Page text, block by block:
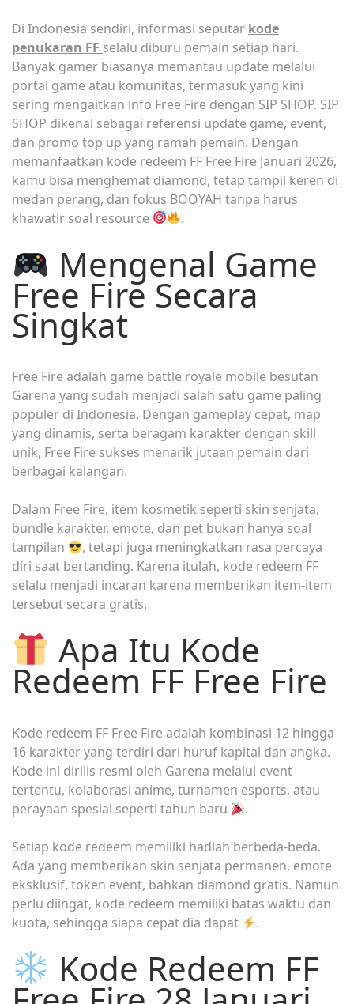
Di Indonesia sendiri, informasi seputar kode
penukaran FF selalu diburu pemain setiap hari.
Banyak gamer biasanya memantau update melalui
portal game atau komunitas, termasuk yang kini
sering mengaitkan info Free Fire dengan SIP SHOP. SIP
SHOP dikenal sebagai referensi update game, event,
dan promo top up yang ramah pemain. Dengan
memanfaatkan kode redeem FF Free Fire Januari 2026,
kamu bisa menghemat diamond, tetap tampil keren di
medan perang, dan fokus BOOYAH tanpa harus
khawatir soal resource
.
Mengenal Game
Free Fire Secara
Singkat
Free Fire adalah game battle royale mobile besutan
Garena yang sudah menjadi salah satu game paling
populer di Indonesia. Dengan gameplay cepat, map
yang dinamis, serta beragam karakter dengan skill
unik, Free Fire sukses menarik jutaan pemain dari
berbagai kalangan.
Dalam Free Fire, item kosmetik seperti skin senjata,
bundle karakter, emote, dan pet bukan hanya soal
tampilan
, tetapi juga meningkatkan rasa percaya
diri saat bertanding. Karena itulah, kode redeem FF
selalu menjadi incaran karena memberikan item-item
tersebut secara gratis.
Apa Itu Kode
Redeem FF Free Fire
Kode redeem FF Free Fire adalah kombinasi 12 hingga
16 karakter yang terdiri dari huruf kapital dan angka.
Kode ini dirilis resmi oleh Garena melalui event
tertentu, kolaborasi anime, turnamen esports, atau
perayaan spesial seperti tahun baru
.
Setiap kode redeem memiliki hadiah berbeda-beda.
Ada yang memberikan skin senjata permanen, emote
eksklusif, token event, bahkan diamond gratis. Namun
perlu diingat, kode redeem memiliki batas waktu dan
kuota, sehingga siapa cepat dia dapat
.
Kode Redeem FF